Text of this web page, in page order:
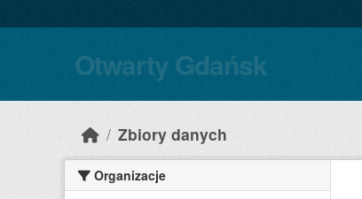
Otwarty Gdańsk
Zbiory danych
Organizacje